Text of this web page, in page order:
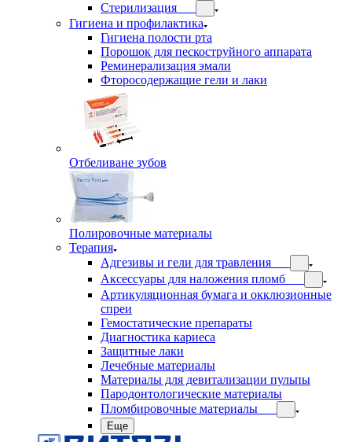
Стерилизация
Гигиена и профилактика
Гигиена полости рта
Порошок для пескоструйного аппарата
Реминерализация эмали
Фторосодержащие гели и лаки
Отбеливане зубов
Полировочные материалы
Терапия
Адгезивы и гели для травления
Аксессуары для наложения пломб
Артикуляционная бумага и окклюзионные
спреи
Гемостатические препараты
Диагностика кариеса
Защитные лаки
Лечебные материалы
Материалы для девитализации пульпы
Пародонтологические материалы
Пломбировочные материалы
Еще